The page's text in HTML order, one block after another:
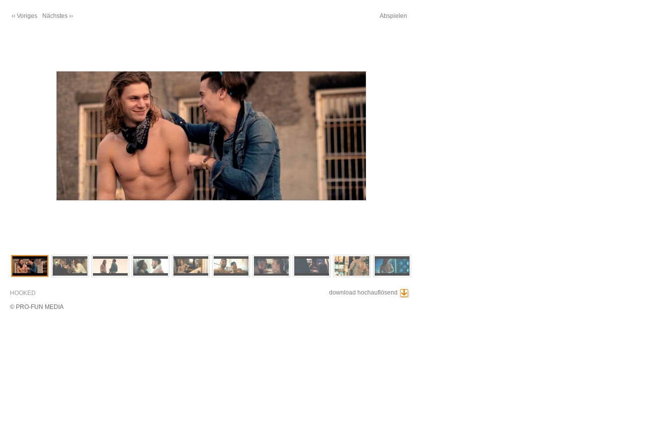
Abspielen
‹‹ Voriges Nächstes ››
download hochauflösend
HOOKED
© PRO-FUN MEDIA